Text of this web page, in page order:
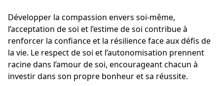
Développer la compassion envers soi-même,
l’acceptation de soi et l’estime de soi contribue à
renforcer la confiance et la résilience face aux défis de
la vie. Le respect de soi et l’autonomisation prennent
racine dans l’amour de soi, encourageant chacun à
investir dans son propre bonheur et sa réussite.